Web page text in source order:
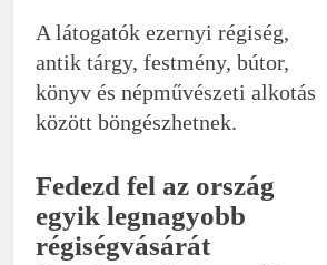
A látogatók ezernyi régiség,
antik tárgy, festmény, bútor,
könyv és népművészeti alkotás
között böngészhetnek.
Fedezd fel az ország
egyik legnagyobb
régiségvásárát